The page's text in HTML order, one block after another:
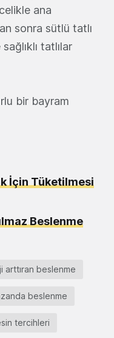
ana
sonra sütlü tatlı
tatlılar
bir bayram
İçin Tüketilmesi
Beslenme
arttıran beslenme
beslenme
tercihleri